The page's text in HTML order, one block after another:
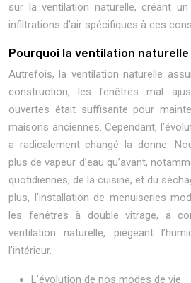
sur la ventilation naturelle, créant
infiltrations d’air spécifiques à ces
Pourquoi la ventilation
Autrefois, la ventilation naturelle
construction, les fenêtres mal
ouvertes était suffisante pour
maisons anciennes. Cependant,
a radicalement changé la donne.
plus de vapeur d’eau qu’avant,
quotidiennes, de la cuisine, et du
plus, l’installation de menuiseries
les fenêtres à double vitrage, a
ventilation naturelle, piégeant
l’intérieur.
L’évolution de nos modes de vie